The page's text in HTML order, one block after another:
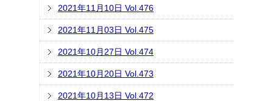
2021年11月10日 Vol.476
2021年11月03日 Vol.475
2021年10月27日 Vol.474
2021年10月20日 Vol.473
2021年10月13日 Vol.472